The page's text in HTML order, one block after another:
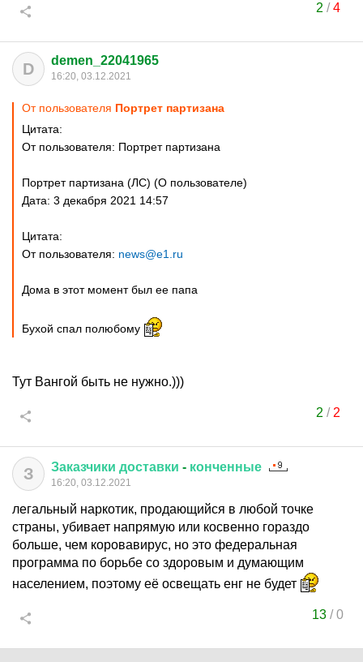
2 /4
D demen_22041965
16:20, 03.12.2021
От пользователя Портрет партизана
Цитата:
От пользователя: Портрет партизана
Портрет партизана (ЛС) (О пользователе)
Дата: 3 декабря 2021 14:57
Цитата:
От пользователя: news@e1.ru
Дома в этот момент был ее папа
Бухой спал полюбому
Тут Вангой быть не нужно.)))
2 / 2
З Заказчики доставки - конченные
16:20, 03.12.2021
легальный наркотик, продающийся в любой точке
страны, убивает напрямую или косвенно гораздо
больше, чем коровавирус, но это федеральная
программа по борьбе со здоровым и думающим
населением, поэтому её освещать енг не будет
13 /0